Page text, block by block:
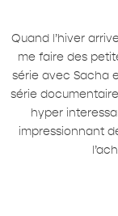
Quand l’hiver
me faire des
série avec Sacha
série
hyper
impressionnant